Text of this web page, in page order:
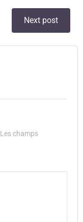
Next post
Les champs